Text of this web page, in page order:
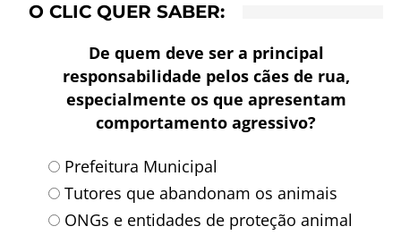
O CLIC QUER SABER:
De quem deve ser a principal
responsabilidade pelos cães de rua,
especialmente os que apresentam
comportamento agressivo?
Prefeitura Municipal
Tutores que abandonam os animais
ONGs e entidades de proteção animal